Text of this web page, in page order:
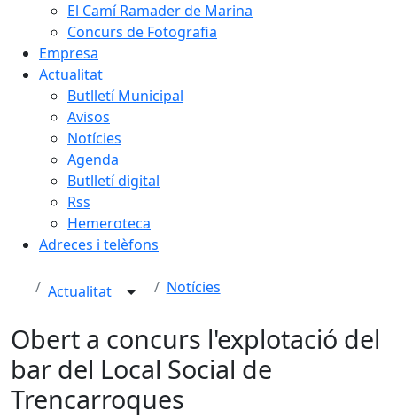
El Camí Ramader de Marina
Concurs de Fotografia
Empresa
Actualitat
Butlletí Municipal
Avisos
Notícies
Agenda
Butlletí digital
Rss
Hemeroteca
Adreces i telèfons
Actualitat Notícies
Obert a concurs l'explotació del
bar del Local Social de
Trencarroques